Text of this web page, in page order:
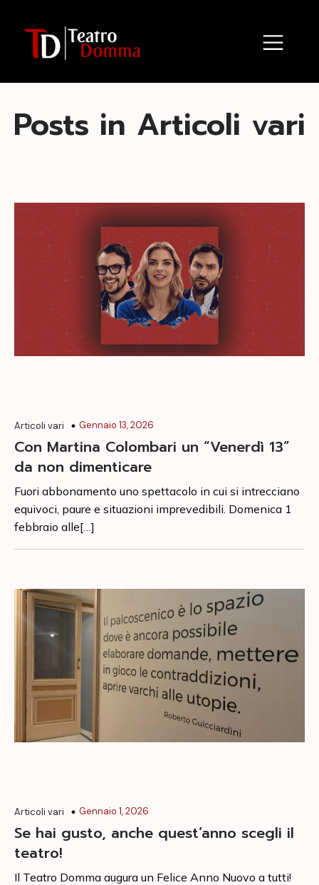
Posts in Articoli vari
Articoli vari Gennaio 13, 2026
Con Martina Colombari un “Venerdì 13”
da non dimenticare
Fuori abbonamento uno spettacolo in cui si intrecciano
equivoci, paure e situazioni imprevedibili. Domenica 1
febbraio alle[…]
Articoli vari Gennaio 1, 2026
Se hai gusto, anche quest’anno scegli il
teatro!
Il Teatro Domma augura un Felice Anno Nuovo a tutti!